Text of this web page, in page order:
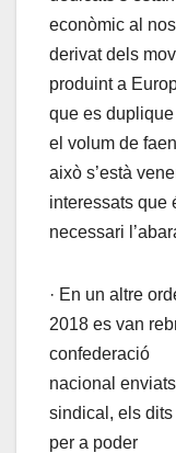
econòmic al
derivat dels
produint a
que es duplique
el volum de
això s’està
interessats que
necessari
· En un altre
2018 es van
confederació
nacional
sindical, els dits
per a poder